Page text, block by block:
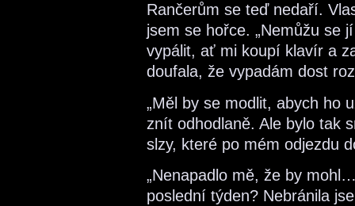
Rančerům se teď nedaří.
jsem se hořce. „Nemůžu se
vypálit, ať mi koupí klavír a
doufala, že vypadám dost
„Měl by se modlit, abych ho
znít odhodlaně. Ale bylo tak
slzy, které po mém odjezdu
„Nenapadlo mě, že by
poslední týden? Nebránila